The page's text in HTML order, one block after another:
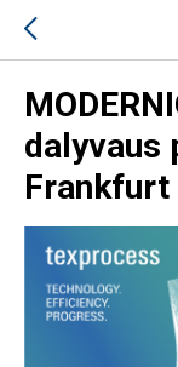
dalyvaus
Frankfurt